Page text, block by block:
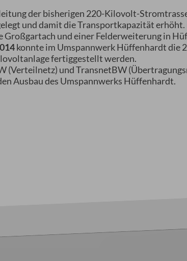
der bisherigen 220-Kilovolt-
und damit die Transportkapazität erhöht.
und einer Felderweiterung in
konnte im Umspannwerk Hüffenhardt die
fertiggestellt werden.
(Verteilnetz) und TransnetBW
Ausbau des Umspannwerks Hüffenhardt.